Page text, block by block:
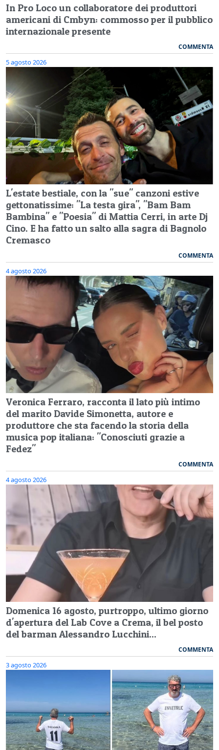
In Pro Loco un collaboratore dei produttori
americani di Cmbyn: commosso per il pubblico
internazionale presente
COMMENTA
5 agosto 2026
L'estate bestiale, con la "sue" canzoni estive
gettonatissime: "La testa gira", "Bam Bam
Bambina" e "Poesia" di Mattia Cerri, in arte Dj
Cino. E ha fatto un salto alla sagra di Bagnolo
Cremasco
COMMENTA
4 agosto 2026
Veronica Ferraro, racconta il lato più intimo
del marito Davide Simonetta, autore e
produttore che sta facendo la storia della
musica pop italiana: "Conosciuti grazie a
Fedez"
COMMENTA
4 agosto 2026
Domenica 16 agosto, purtroppo, ultimo giorno
d'apertura del Lab Cove a Crema, il bel posto
del barman Alessandro Lucchini...
COMMENTA
3 agosto 2026